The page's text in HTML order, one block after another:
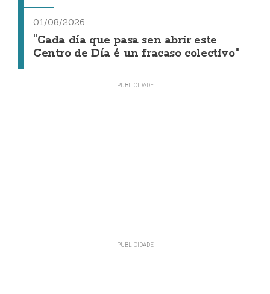
01/08/2026
"Cada día que pasa sen abrir este
Centro de Día é un fracaso colectivo"